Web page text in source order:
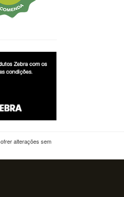
alterações sem